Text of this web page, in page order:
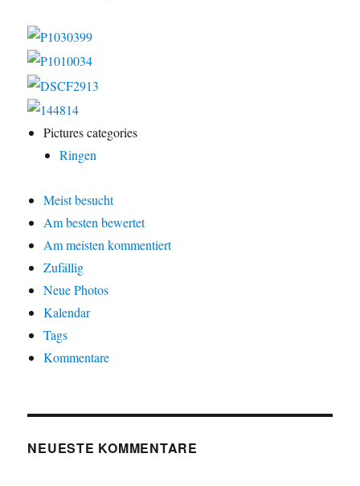
Pictures categories
Ringen
Meist besucht
Am besten bewertet
Am meisten kommentiert
Zufällig
Neue Photos
Kalendar
Tags
Kommentare
NEUESTE KOMMENTARE